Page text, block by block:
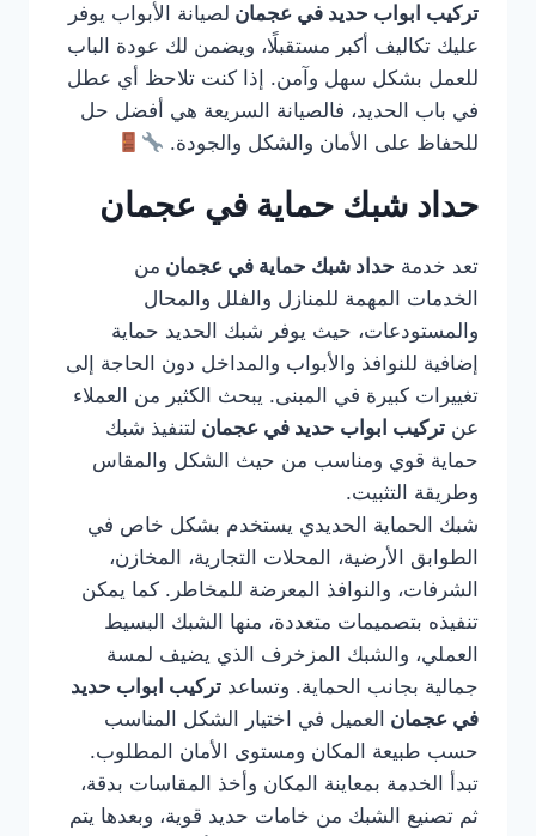
تركيب ابواب حديد في عجمان لصيانة الأبواب يوفر
عليك تكاليف أكبر مستقبلًا، ويضمن لك عودة الباب
للعمل بشكل سهل وآمن. إذا كنت تلاحظ أي عطل
في باب الحديد، فالصيانة السريعة هي أفضل حل
للحفاظ على الأمان والشكل والجودة.
حداد شبك حماية في عجمان
تعد خدمة حداد شبك حماية في عجمان من
الخدمات المهمة للمنازل والفلل والمحال
والمستودعات، حيث يوفر شبك الحديد حماية
إضافية للنوافذ والأبواب والمداخل دون الحاجة إلى
تغييرات كبيرة في المبنى. يبحث الكثير من العملاء
عن تركيب ابواب حديد في عجمان لتنفيذ شبك
حماية قوي ومناسب من حيث الشكل والمقاس
وطريقة التثبيت.
شبك الحماية الحديدي يستخدم بشكل خاص في
الطوابق الأرضية، المحلات التجارية، المخازن،
الشرفات، والنوافذ المعرضة للمخاطر. كما يمكن
تنفيذه بتصميمات متعددة، منها الشبك البسيط
العملي، والشبك المزخرف الذي يضيف لمسة
جمالية بجانب الحماية. وتساعد تركيب ابواب حديد
في عجمان العميل في اختيار الشكل المناسب
حسب طبيعة المكان ومستوى الأمان المطلوب.
تبدأ الخدمة بمعاينة المكان وأخذ المقاسات بدقة،
ثم تصنيع الشبك من خامات حديد قوية، وبعدها يتم